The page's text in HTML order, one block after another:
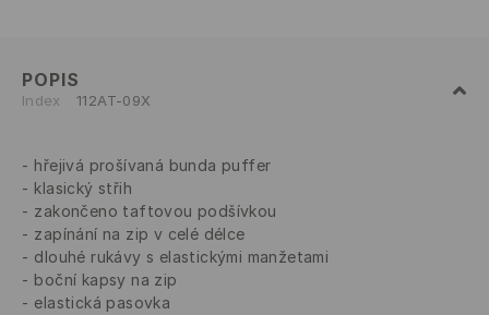
POPIS
Index 112AT-09X
hřejivá prošívaná bunda puffer
klasický střih
zakončeno taftovou podšívkou
zapínání na zip v celé délce
dlouhé rukávy s elastickými manžetami
boční kapsy na zip
elastická pasovka